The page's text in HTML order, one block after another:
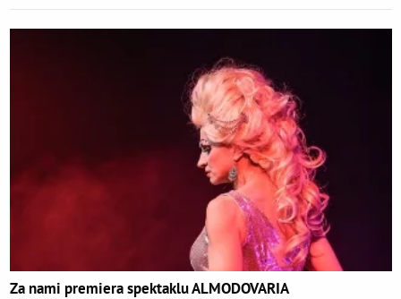
Za nami premiera spektaklu ALMODOVARIA